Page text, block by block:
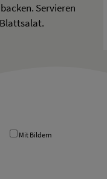
Servieren
Mit Bildern